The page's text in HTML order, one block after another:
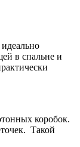
в спальне и
коробок.
Такой